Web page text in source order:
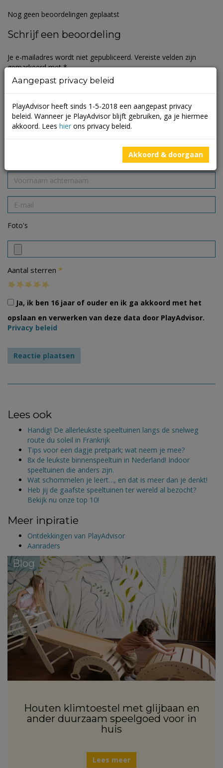
Nog geen beoordelingen geplaatst
Schrijf een beoordeling
Je e-mailadres wordt niet gepubliceerd. Vereiste velden zijn
gemarkeerd met*
Foto's
Aantal sterren *
Ja, ik ben 16 jaar of ouder en ik ga akkoord met het
opslaan en verwerken van deze data door PlayAdvisor.
Privacy beleid
Lees ook
Handig! De allerleukste speeltuinen langs de snelweg
route du soleil in Frankrijk
Tips voor een dagje pretpark; wat neem je mee?
8x de leukste binnenspeeltuin in Nederland! Indoor
speeltuinen die anders zijn.
Wat schommelen je leert…, en dat is meer dan je denkt!
Heb jij de gaafste speeltuinen ter wereld al bezocht?
Bekijk nu onze top 10!
Meer inpiratie
Ontdekkingen van PlayAdvisor
Aanraders
Blog
Houten klimtoestel met glijbaan en
ander duurzaam speelgoed voor in
huis
Lees meer
Aangepast privacy beleid
PlayAdvisor heeft sinds 1-5-2018 een aangepast privacy
beleid. Wanneer je PlayAdvisor blijft gebruiken, ga je hiermee
akkoord. Lees hier ons privacy beleid.
Akkoord & doorgaan